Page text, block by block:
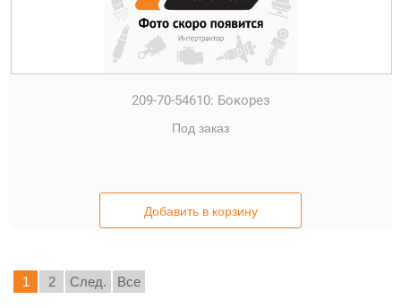
209-70-54610: Бокорез
Под заказ
Добавить в корзину
1 2 След. Все